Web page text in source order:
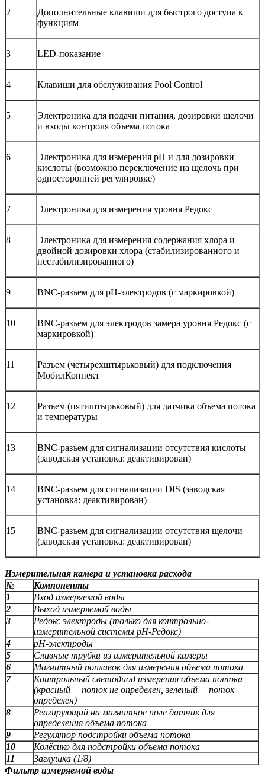
2
Дополнительные клавиши для быстрого доступа к
функциям
3 LED-показание
4 Клавиши для обслуживания Pool Control
5
Электроника для подачи питания, дозировки щелочи
и входы контроля объема потока
6
Электроника для измерения рН и для дозировки
кислоты (возможно переключение на щелочь при
односторонней регулировке)
7 Электроника для измерения уровня Редокс
8
Электроника для измерения содержания хлора и
двойной дозировки хлора (стабилизированного и
нестабилизированного)
9 BNC-разъем для рН-электродов (с маркировкой)
10
BNC-разъем для электродов замера уровня Редокс (с
маркировкой)
11
Разъем (четырехштырьковый) для подключения
МобилКоннект
12
Разъем (пятиштырьковый) для датчика объема потока
и температуры
13
BNC-разъем для сигнализации отсутствия кислоты
(заводская установка: деактивирован)
14
BNC-разъем для сигнализации DIS (заводская
установка: деактивирован)
15
BNC-разъем для сигнализации отсутствия щелочи
(заводская установка: деактивирован)
Измерительная камера и установка расхода
№
Компоненты
1
Вход измеряемой воды
2
Выход измеряемой воды
3
Редокс электроды (только для контрольно-
измерительной системы рН-Редокс)
4
рН-электроды
5
Сливные трубки из измерительной камеры
6
Магнитный поплавок для измерения объема потока
7
Контрольный светодиод измерения объема потока
(красный = поток не определен, зеленый = поток
определен)
8
Реагирующий на магнитное поле датчик для
определения объема потока
9
Регулятор подстройки объема потока
10
Колёсико для подстройки объема потока
11
Заглушка (1/8)
Фильтр измеряемой воды